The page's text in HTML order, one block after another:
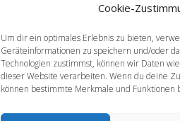
Cookie-
Um dir ein optimales Erlebnis zu bieten,
Geräteinformationen zu speichern und/oder
Technologien zustimmst, können wir Daten
dieser Website verarbeiten. Wenn du deine
können bestimmte Merkmale und Funktionen